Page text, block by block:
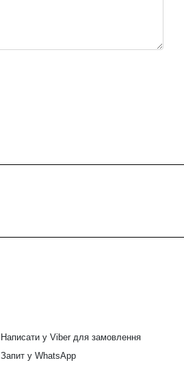
Написати у Viber для замовлення
Запит у WhatsApp